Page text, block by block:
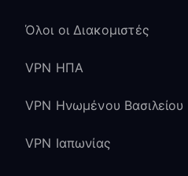
Όλοι οι Διακομιστές
VPN ΗΠΑ
VPN Ηνωμένου Βασιλείου
VPN Ιαπωνίας